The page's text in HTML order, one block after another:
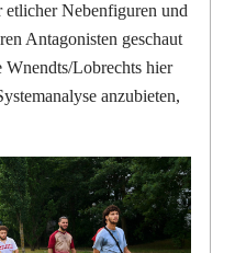
etlicher Nebenfiguren und
Antagonisten geschaut
Lobrechts hier
anzubieten,